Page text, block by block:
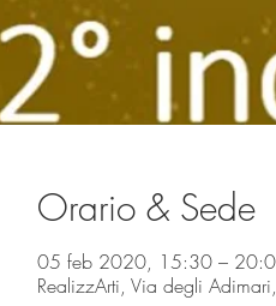
Orario & Sede
05 feb 2020, 15:30 –
RealizzArti, Via degli